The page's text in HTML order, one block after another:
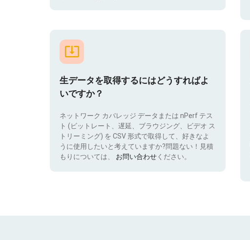
生データを取得するにはどうすればよ
いですか？
ネットワーク カバレッジ データまたは nPerf テス
ト (ビットレート、遅延、ブラウジング、ビデオ ス
トリーミング) を CSV 形式で取得して、好きなよ
うに使用したいと考えていますか?問題ない！見積
もりについては、 お問い合わせください。